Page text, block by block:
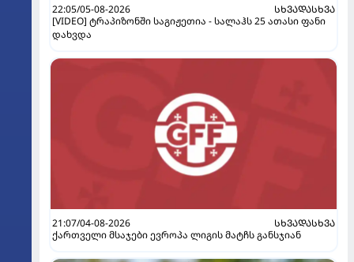
22:05/05-08-2026
ᲡᲮᲕᲐᲓᲐᲡᲮᲕᲐ
[VIDEO] ტრაპიზონში საგიჟეთია - სალაჰს 25 ათასი ფანი
დახვდა
21:07/04-08-2026
ᲡᲮᲕᲐᲓᲐᲡᲮᲕᲐ
ქართველი მსაჯები ევროპა ლიგის მატჩს განსჯიან